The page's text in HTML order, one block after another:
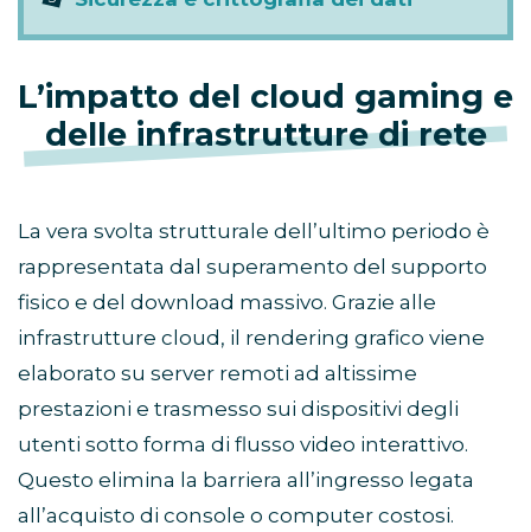
L’impatto del cloud gaming e
delle infrastrutture di rete
La vera svolta strutturale dell’ultimo periodo è
rappresentata dal superamento del supporto
fisico e del download massivo. Grazie alle
infrastrutture cloud, il rendering grafico viene
elaborato su server remoti ad altissime
prestazioni e trasmesso sui dispositivi degli
utenti sotto forma di flusso video interattivo.
Questo elimina la barriera all’ingresso legata
all’acquisto di console o computer costosi.